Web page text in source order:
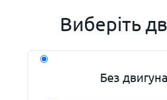
Виберіть
Без двигуна